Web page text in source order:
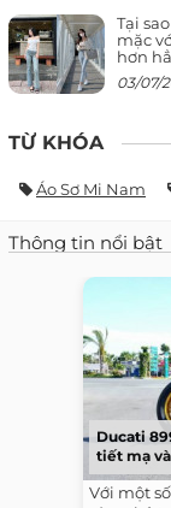
Tại
mặc
hơn
03/07/
TỪ KHÓA
Áo Sơ Mi Nam
Thông tin nổi bật
Ducati
tiết mạ
Với một